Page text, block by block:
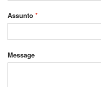
Assunto *
Message